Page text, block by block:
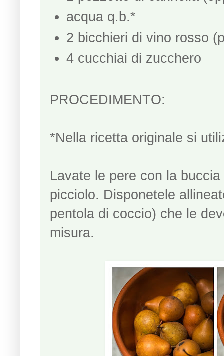
acqua q.b.*
2 bicchieri di vino rosso
4 cucchiai di zucchero
PROCEDIMENTO:
*Nella ricetta originale si
Lavate le pere con la
picciolo. Disponetele
pentola di coccio) che le
misura.